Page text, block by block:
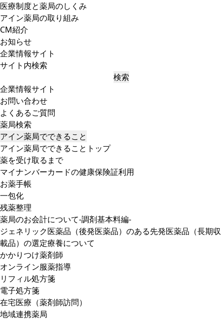
医療制度と薬局のしくみ
アイン薬局の取り組み
CM紹介
お知らせ
企業情報サイト
サイト内検索
検索
企業情報サイト
お問い合わせ
よくあるご質問
薬局検索
アイン薬局でできること
アイン薬局でできることトップ
薬を受け取るまで
マイナンバーカードの健康保険証利用
お薬手帳
一包化
残薬整理
薬局のお会計について-調剤基本料編-
ジェネリック医薬品（後発医薬品）のある先発医薬品（長期収
載品）の選定療養について
かかりつけ薬剤師
オンライン服薬指導
リフィル処方箋
電子処方箋
在宅医療（薬剤師訪問）
地域連携薬局